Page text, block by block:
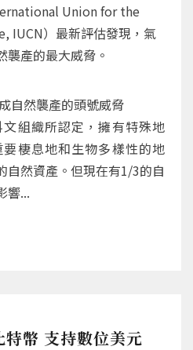
Union for the
IUCN）最新評估發現，氣
襲產的最大威脅。
自然襲產的頭號威脅
組織所認定，擁有特殊地
棲息地和生物多樣性的地
自然資產。但現在有1/3的自
響...
幣 支持數位美元